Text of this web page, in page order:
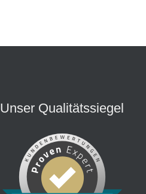
Unser Qualitätssiegel